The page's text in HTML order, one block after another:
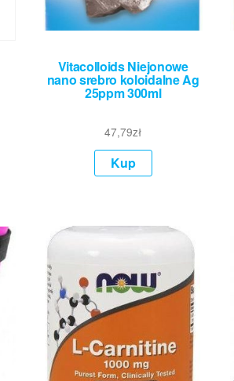
Vitacolloids Niejonowe
nano srebro koloidalne Ag
25ppm 300ml
47,79zł
Kup